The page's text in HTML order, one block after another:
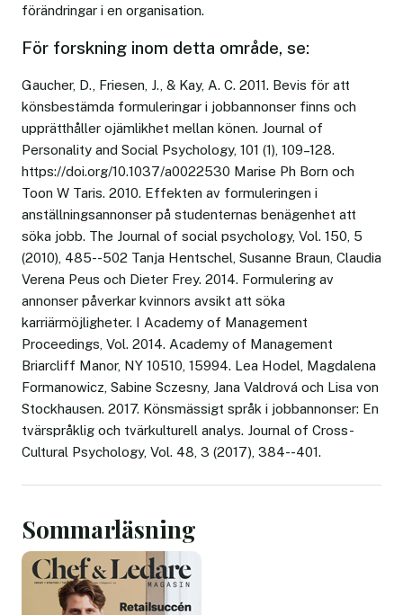
förändringar i en organisation.
För forskning inom detta område, se:
Gaucher, D., Friesen, J., & Kay, A. C. 2011. Bevis för att
könsbestämda formuleringar i jobbannonser finns och
upprätthåller ojämlikhet mellan könen. Journal of
Personality and Social Psychology, 101 (1), 109–128.
https://doi.org/10.1037/a0022530 Marise Ph Born och
Toon W Taris. 2010. Effekten av formuleringen i
anställningsannonser på studenternas benägenhet att
söka jobb. The Journal of social psychology, Vol. 150, 5
(2010), 485--502 Tanja Hentschel, Susanne Braun, Claudia
Verena Peus och Dieter Frey. 2014. Formulering av
annonser påverkar kvinnors avsikt att söka
karriärmöjligheter. I Academy of Management
Proceedings, Vol. 2014. Academy of Management
Briarcliff Manor, NY 10510, 15994. Lea Hodel, Magdalena
Formanowicz, Sabine Sczesny, Jana Valdrová och Lisa von
Stockhausen. 2017. Könsmässigt språk i jobbannonser: En
tvärspråklig och tvärkulturell analys. Journal of Cross-
Cultural Psychology, Vol. 48, 3 (2017), 384--401.
Sommarläsning